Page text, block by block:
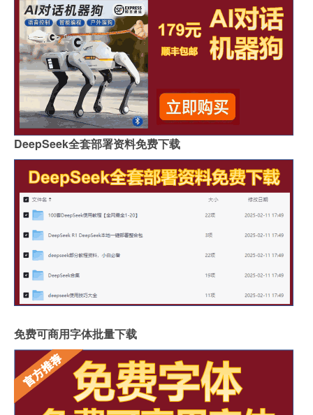
DeepSeek全套部署资料免费下载
免费可商用字体批量下载